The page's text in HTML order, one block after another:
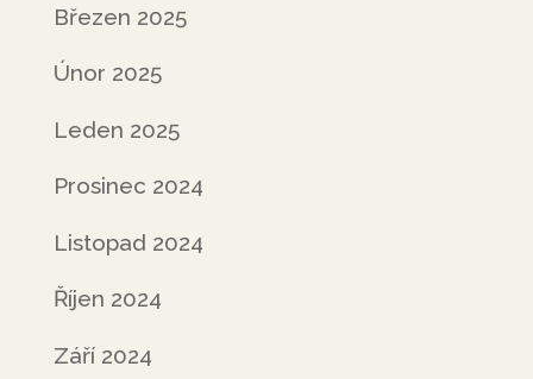
Březen 2025
Únor 2025
Leden 2025
Prosinec 2024
Listopad 2024
Říjen 2024
Září 2024